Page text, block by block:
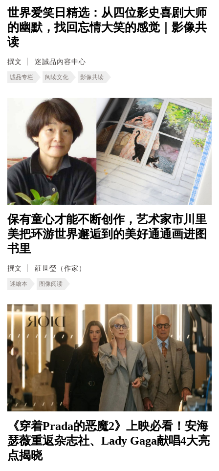
世界爱笑日精选：从四位影史喜剧大师
的幽默，找回忘情大笑的感觉｜影像共
读
撰文 迷誠品內容中心
诚品专栏 阅读文化 影像共读
保有童心才能不断创作，艺术家市川里
美把环游世界邂逅到的美好通通画进图
书里
撰文 莊世瑩（作家）
迷繪本 图像阅读
《穿着Prada的恶魔2》上映必看！安海
瑟薇重返杂志社、Lady Gaga献唱4大亮
点揭晓